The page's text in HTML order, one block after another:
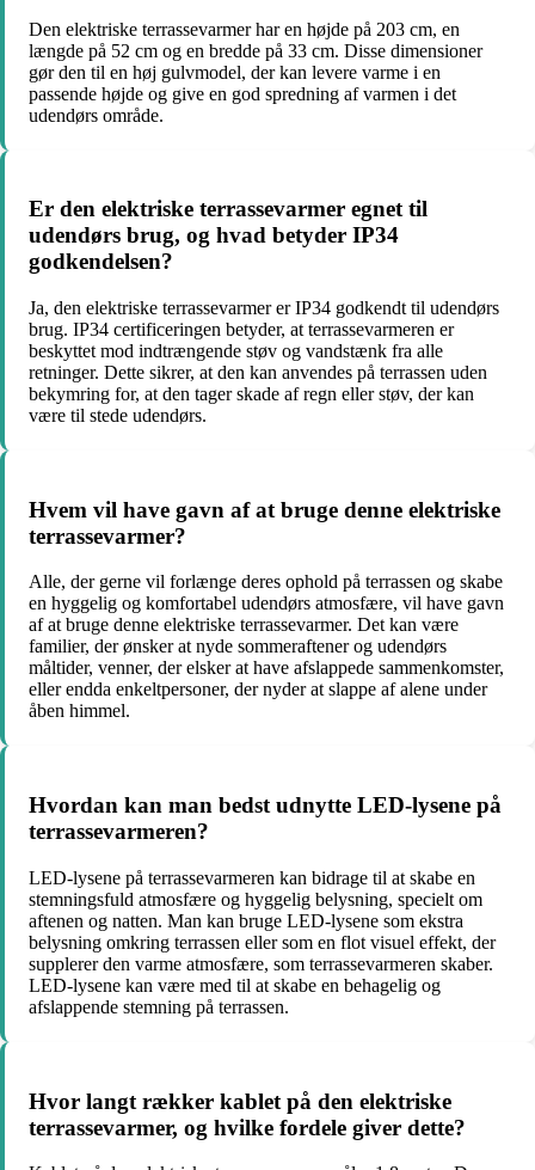
Den elektriske terrassevarmer har en højde på 203 cm, en
længde på 52 cm og en bredde på 33 cm. Disse dimensioner
gør den til en høj gulvmodel, der kan levere varme i en
passende højde og give en god spredning af varmen i det
udendørs område.
Er den elektriske terrassevarmer egnet til
udendørs brug, og hvad betyder IP34
godkendelsen?
Ja, den elektriske terrassevarmer er IP34 godkendt til udendørs
brug. IP34 certificeringen betyder, at terrassevarmeren er
beskyttet mod indtrængende støv og vandstænk fra alle
retninger. Dette sikrer, at den kan anvendes på terrassen uden
bekymring for, at den tager skade af regn eller støv, der kan
være til stede udendørs.
Hvem vil have gavn af at bruge denne elektriske
terrassevarmer?
Alle, der gerne vil forlænge deres ophold på terrassen og skabe
en hyggelig og komfortabel udendørs atmosfære, vil have gavn
af at bruge denne elektriske terrassevarmer. Det kan være
familier, der ønsker at nyde sommeraftener og udendørs
måltider, venner, der elsker at have afslappede sammenkomster,
eller endda enkeltpersoner, der nyder at slappe af alene under
åben himmel.
Hvordan kan man bedst udnytte LED-lysene på
terrassevarmeren?
LED-lysene på terrassevarmeren kan bidrage til at skabe en
stemningsfuld atmosfære og hyggelig belysning, specielt om
aftenen og natten. Man kan bruge LED-lysene som ekstra
belysning omkring terrassen eller som en flot visuel effekt, der
supplerer den varme atmosfære, som terrassevarmeren skaber.
LED-lysene kan være med til at skabe en behagelig og
afslappende stemning på terrassen.
Hvor langt rækker kablet på den elektriske
terrassevarmer, og hvilke fordele giver dette?